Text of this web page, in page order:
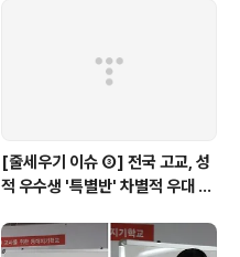
[줄세우기 이슈 ③] 전국 고교, 성
적 우수생 '특별반' 차별적 우대 심